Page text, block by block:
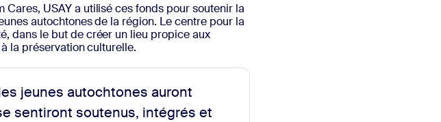
USAY a utilisé ces fonds pour soutenir la
autochtones de la région. Le centre pour la
dans le but de créer un lieu propice aux
la préservation culturelle.
jeunes autochtones auront
sentiront soutenus, intégrés et